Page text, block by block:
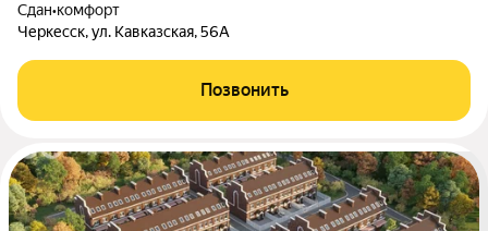
Сдан•комфорт
Черкесск, ул. Кавказская, 56А
Позвонить